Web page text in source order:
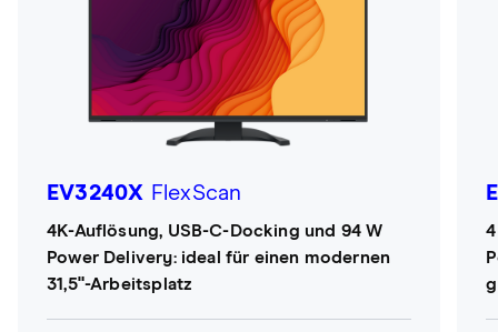
EV3240X FlexScan
4K-Auflösung, USB-C-Docking und 94 W
Power Delivery: ideal für einen modernen
31,5"-Arbeitsplatz